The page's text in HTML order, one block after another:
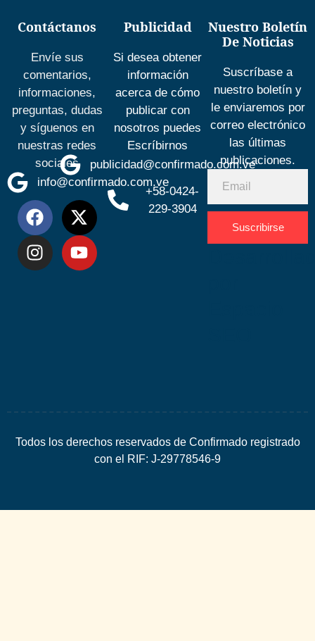
Contáctanos
Envíe sus
comentarios,
informaciones,
preguntas, dudas
y síguenos en
nuestras redes
sociales
info@confirmado.com.ve
Publicidad
Si desea obtener
información
acerca de cómo
publicar con
nosotros puedes
Escríbirnos
publicidad@confirmado.com.ve
+58-0424-
229-3904
Nuestro Boletín
De Noticias
Suscríbase a
nuestro boletín y
le enviaremos por
correo electrónico
las últimas
publicaciones.
Suscribirse
Todos los derechos reservados de Confirmado registrado
con el RIF: J-29778546-9